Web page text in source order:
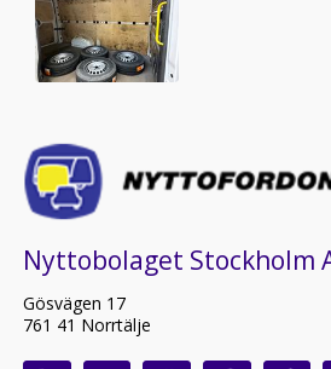
Nyttobolaget Stockholm
Gösvägen 17
761 41 Norrtälje